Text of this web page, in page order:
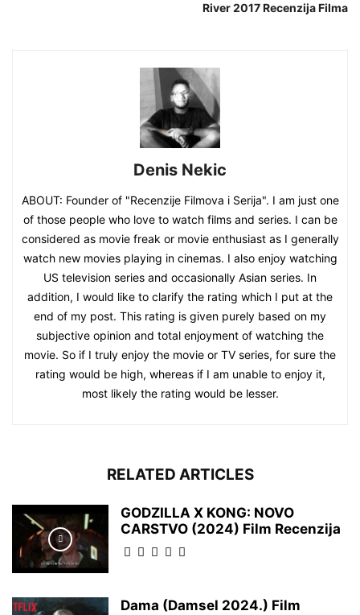
River 2017 Recenzija Filma
Denis Nekic
ABOUT: Founder of "Recenzije Filmova i Serija". I am just one
of those people who love to watch films and series. I can be
considered as movie freak or movie enthusiast as I generally
watch new movies playing in cinemas. I also enjoy watching
US television series and occasionally Asian series. In
addition, I would like to clarify the rating which I put at the
end of my post. This rating is given purely based on my
subjective opinion and total enjoyment of watching the
movie. So if I truly enjoy the movie or TV series, for sure the
rating would be high, whereas if I am unable to enjoy it,
most likely the rating would be lesser.
RELATED ARTICLES
GODZILLA X KONG: NOVO
CARSTVO (2024) Film Recenzija
Dama (Damsel 2024.) Film